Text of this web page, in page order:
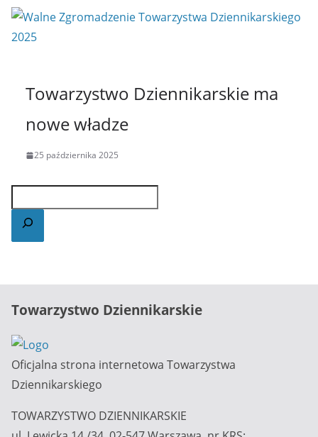
Towarzystwo Dziennikarskie ma
nowe władze
25 października 2025
Towarzystwo Dziennikarskie
Oficjalna strona internetowa Towarzystwa
Dziennikarskiego
TOWARZYSTWO DZIENNIKARSKIE